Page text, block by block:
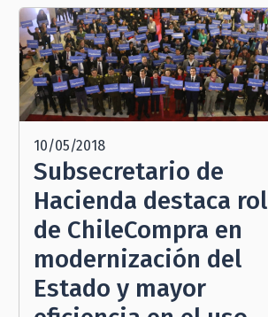
10/05/2018
Subsecretario de
Hacienda destaca rol
de ChileCompra en
modernización del
Estado y mayor